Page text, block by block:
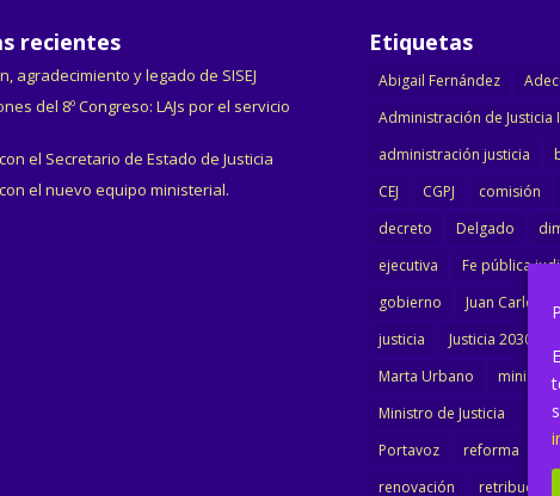
recientes
agradecimiento y legado de SISEJ
del 8º Congreso: LAJs por el servicio
el Secretario de Estado de Justicia
el nuevo equipo ministerial.
Etiquetas
Abigail Fernández
Administración de Justicia
administración justicia
CEJ
CGPJ comisión
decreto
Delgado
ejecutiva
Fe pública
gobierno
Juan Carlos
justicia
Justicia 2030
Marta Urbano
Ministro de Justicia
Portavoz
reforma
renovación